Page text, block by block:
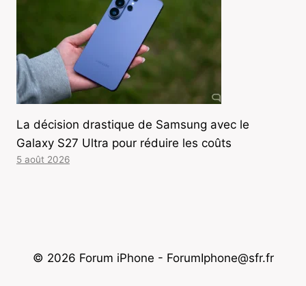
La décision drastique de Samsung avec le
Galaxy S27 Ultra pour réduire les coûts
5 août 2026
© 2026 Forum iPhone - ForumIphone@sfr.fr